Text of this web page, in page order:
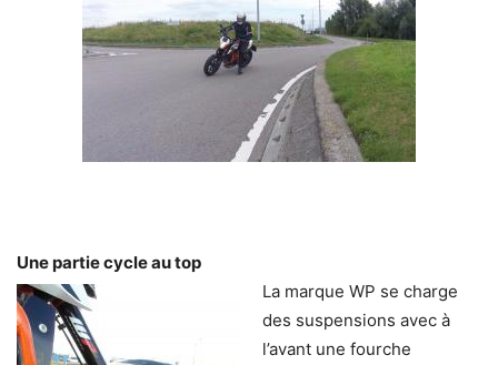
Une partie cycle au top
La marque WP se charge
des suspensions avec à
l’avant une fourche